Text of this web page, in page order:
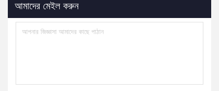
আমাদের মেইল ​​করুন